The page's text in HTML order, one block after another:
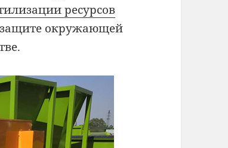
ресурсов
окружающей